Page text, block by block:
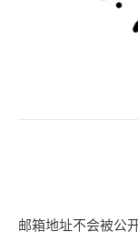
邮箱地址不会被公开